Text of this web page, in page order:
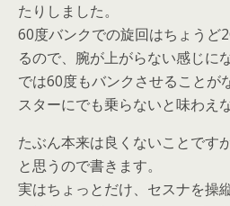
たりしました。
60度バンクでの旋回はちょうど
るので、腕が上がらない感じに
では60度もバンクさせることが
スターにでも乗らないと味わえ
たぶん本来は良くないことです
と思うので書きます。
実はちょっとだけ、セスナを操